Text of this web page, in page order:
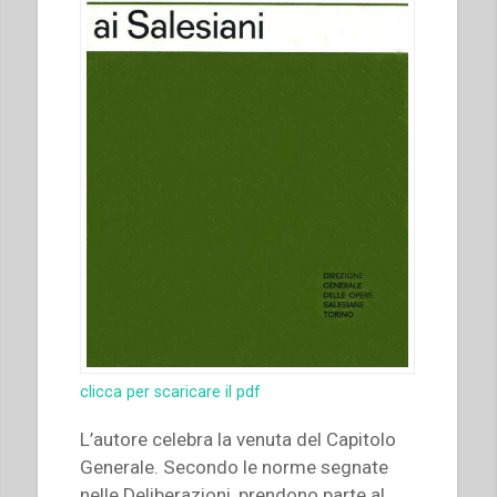
clicca per scaricare il pdf
L’autore celebra la venuta del Capitolo
Generale. Secondo le norme segnate